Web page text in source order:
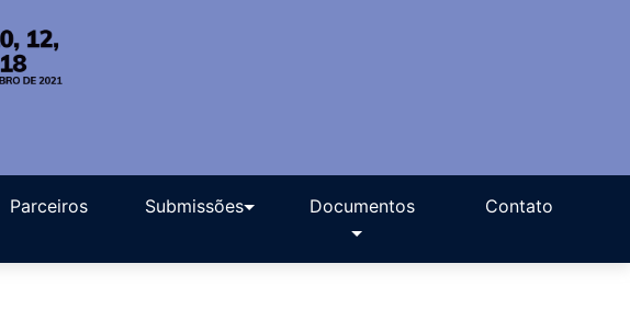
Parceiros Submissões Documentos Contato